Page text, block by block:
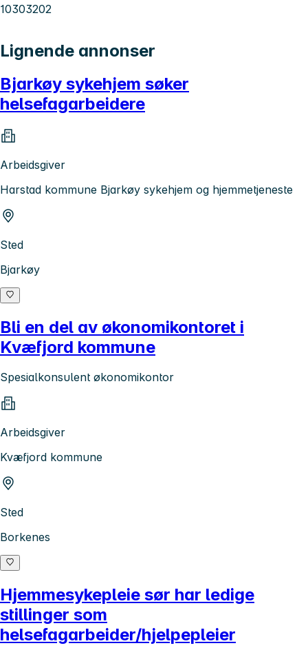
10303202
Lignende annonser
Bjarkøy sykehjem søker
helsefagarbeidere
Arbeidsgiver
Harstad kommune Bjarkøy sykehjem og hjemmetjeneste
Sted
Bjarkøy
Bli en del av økonomikontoret i
Kvæfjord kommune
Spesialkonsulent økonomikontor
Arbeidsgiver
Kvæfjord kommune
Sted
Borkenes
Hjemmesykepleie sør har ledige
stillinger som
helsefagarbeider/hjelpepleier